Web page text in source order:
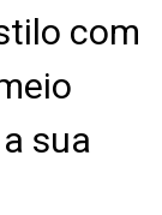
com
sua